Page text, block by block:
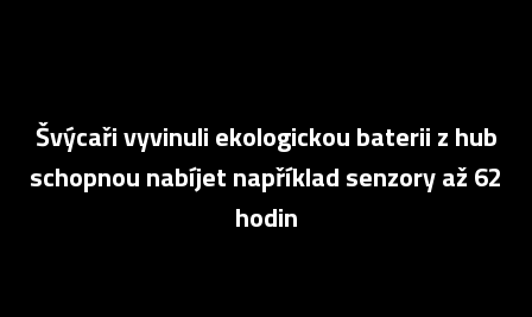
Švýcaři vyvinuli ekologickou baterii z hub
schopnou nabíjet například senzory až 62
hodin